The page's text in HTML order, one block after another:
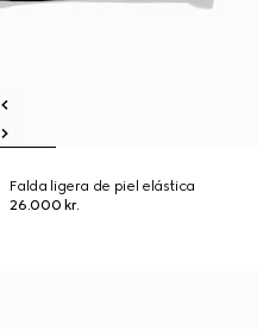
Falda ligera de piel elástica
26.000 kr.